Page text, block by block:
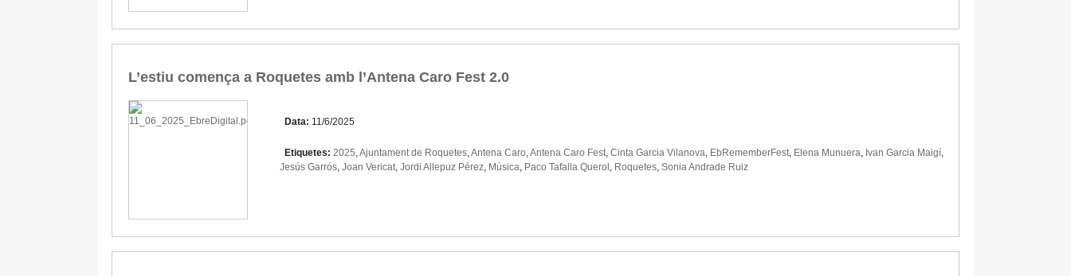
L’estiu comença a Roquetes amb l’Antena Caro Fest 2.0
Data: 11/6/2025
Etiquetes: 2025,Ajuntament de Roquetes,Antena Caro,Antena Caro Fest, Cinta Garcia Vilanova, EbRememberFest, Elena Munuera, Ivan Garcia Maigí,
Jesús Garrós, Joan Vericat, Jordi Allepuz Pérez, Música, Paco Tafalla Querol , Roquetes, Sonia Andrade Ruiz